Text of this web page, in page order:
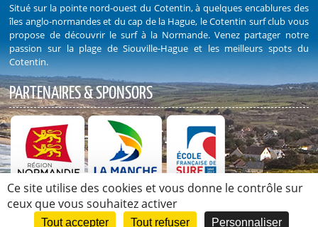
Situé sur la pointe nord-ouest du Cotentin, à quelques encablures des
îles anglo-normandes et du cap de la Hague, le Cotentin surf club vous
propose de découvrir le surf à la Normande. Venez partager notre
passion sur la plage de Siouville-Hague et les meilleurs spots du
Cotentin.
PARTENAIRES & SPONSORS
Découvrez nos Partenaires et Sponsors
Ce site utilise des cookies et vous donne le contrôle sur
ceux que vous souhaitez activer
Tout accepter Tout refuser Personnaliser